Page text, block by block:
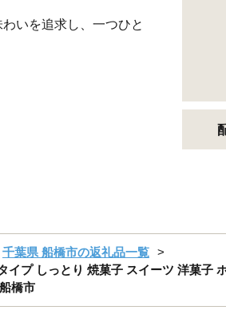
いを追求し、一つひと
千葉県 船橋市の返礼品一覧
イプ しっとり 焼菓子 スイーツ 洋菓子
橋市